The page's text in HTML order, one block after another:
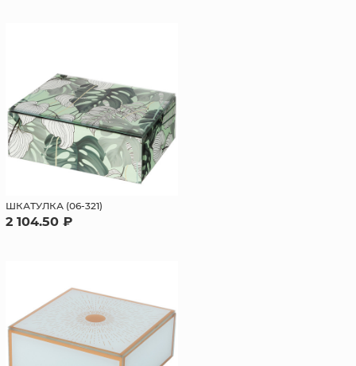
ШКАТУЛКА (06-321)
2 104.50 ₽